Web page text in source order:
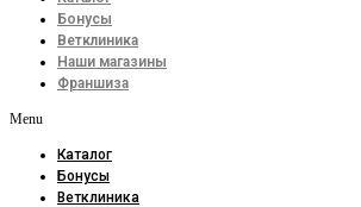
Бонусы
Ветклиника
Наши магазины
Франшиза
Menu
Каталог
Бонусы
Ветклиника